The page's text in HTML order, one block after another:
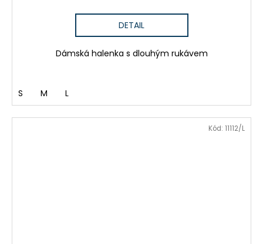
DETAIL
Dámská halenka s dlouhým rukávem
S M L
Kód: 11112/L